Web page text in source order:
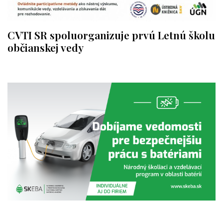
CVTI SR spoluorganizuje prvú Letnú školu
občianskej vedy